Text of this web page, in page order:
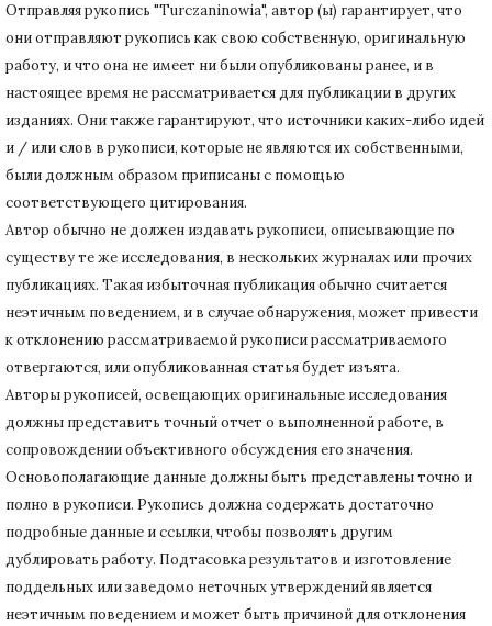
Отправляя рукопись "Turczaninowia", автор (ы) гарантирует, что
они отправляют рукопись как свою собственную, оригинальную
работу, и что она не имеет ни были опубликованы ранее, и в
настоящее время не рассматривается для публикации в других
изданиях. Они также гарантируют, что источники каких-либо идей
и / или слов в рукописи, которые не являются их собственными,
были должным образом приписаны с помощью
соответствующего цитирования.
Автор обычно не должен издавать рукописи, описывающие по
существу те же исследования, в нескольких журналах или прочих
публикациях. Такая избыточная публикация обычно считается
неэтичным поведением, и в случае обнаружения, может привести
к отклонению рассматриваемой рукописи рассматриваемого
отвергаются, или опубликованная статья будет изъята.
Авторы рукописей, освещающих оригинальные исследования
должны представить точный отчет о выполненной работе, в
сопровождении объективного обсуждения его значения.
Основополагающие данные должны быть представлены точно и
полно в рукописи. Рукопись должна содержать достаточно
подробные данные и ссылки, чтобы позволять другим
дублировать работу. Подтасовка результатов и изготовление
поддельных или заведомо неточных утверждений является
неэтичным поведением и может быть причиной для отклонения